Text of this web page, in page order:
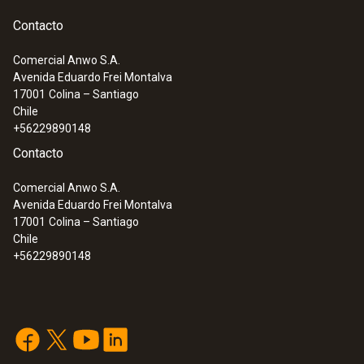
:0602 4592
Sonda de temperatura con abrazadera
con perno (TP tipo K) - Sonda
Contacto
Comercial Anwo S.A.
Avenida Eduardo Frei Montalva
17001 Colina – Santiago
Chile
+56229890148
Contacto
Comercial Anwo S.A.
Avenida Eduardo Frei Montalva
17001 Colina – Santiago
Chile
+56229890148